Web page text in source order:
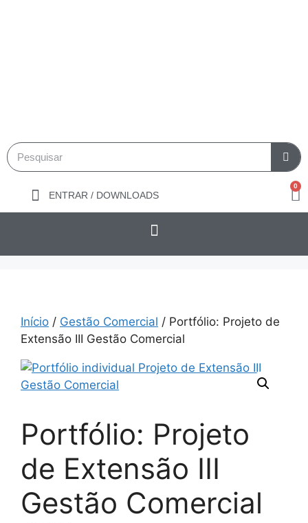
ENTRAR / DOWNLOADS
0
Início / Gestão Comercial / Portfólio: Projeto de
Extensão III Gestão Comercial
Portfólio: Projeto
de Extensão III
Gestão Comercial